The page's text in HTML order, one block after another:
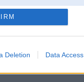
Deletion Data Access